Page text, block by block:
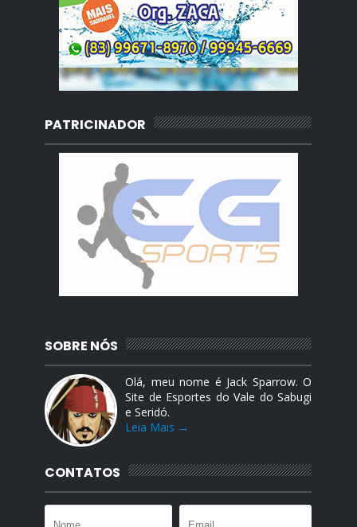
PATRICINADOR
SOBRE NÓS
Olá, meu nome é Jack Sparrow. O
Site de Esportes do Vale do Sabugi
e Seridó.
Leia Mais →
CONTATOS